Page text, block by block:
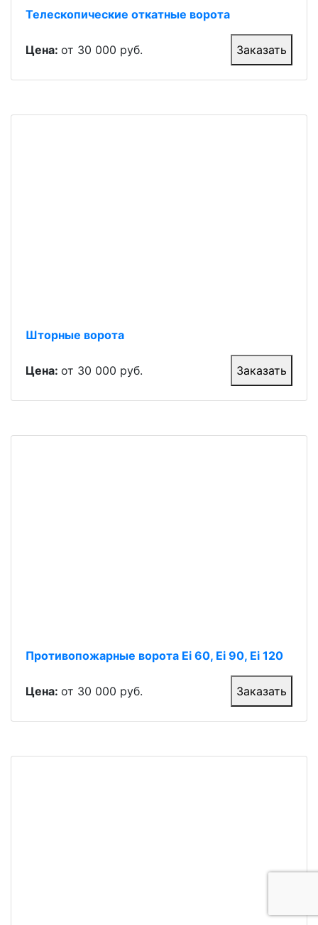
Телескопические откатные ворота
Цена: от 30 000 руб. Заказать
Шторные ворота
Цена: от 30 000 руб. Заказать
Противопожарные ворота Ei 60, Ei 90, Ei 120
Цена: от 30 000 руб. Заказать